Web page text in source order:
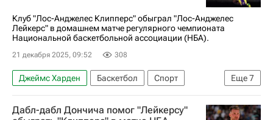
Клуб "Лос-Анджелес Клипперс" обыграл "Лос-Анджелес
Лейкерс" в домашнем матче регулярного чемпионата
Национальной баскетбольной ассоциации (НБА).
21 декабря 2025, 09:52 308
Еще7
Джеймс Харден Баскетбол
Спорт
Кавай Леонард
Леброн Джеймс
Джон Коллинз
Лос-Анджелес Лейкерс
Дабл-дабл Дончича помог "Лейкерсу"